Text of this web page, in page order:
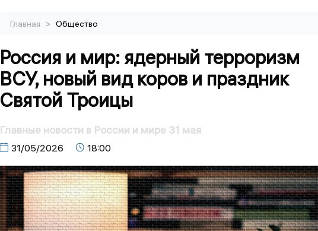
Главная > Общество
Россия и мир: ядерный терроризм
ВСУ, новый вид коров и праздник
Святой Троицы
Главные новости в России и мире 31 мая
31/05/2026 18:00